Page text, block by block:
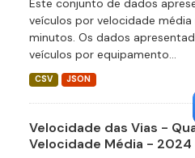
Este conjunto de dados
veículos por velocidade média
minutos. Os dados
veículos por equipamento...
CSV JSON
Velocidade das Vias -
Velocidade Média - 2024